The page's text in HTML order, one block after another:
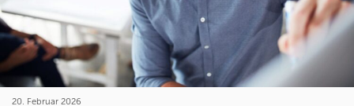
20. Februar 2026